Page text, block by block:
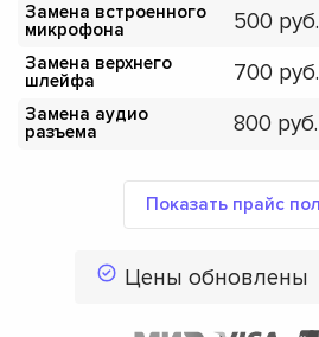
Замена встроенного
микрофона
500
Замена верхнего
шлейфа
700
Замена аудио
разъема
800
Показать прайс
Цены обновлены